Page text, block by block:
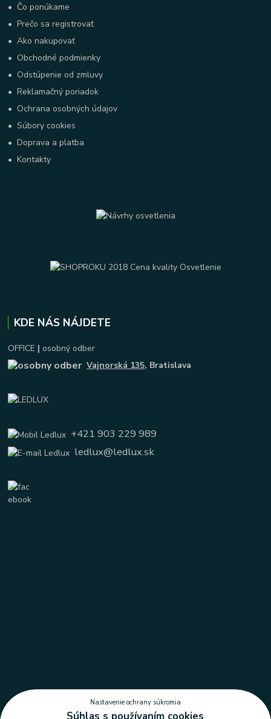
• Čo ponúkame
•Prečo sa registrovať
•Ako nakupovať
• Obchodné podmienky
• Odstúpenie od zmluvy
•Reklamačný poriadok
• Ochrana osobných údajov
•Súbory cookies
•Doprava a platba
•Kontakty
KDE NÁS NÁJDETE
OFFICE | osobný odber
Vajnorská 135, Bratislava
+421 903 229 989
ledlux@ledlux.sk
Nastavenie ochrany súkromia
Súhlas s používaním cookies